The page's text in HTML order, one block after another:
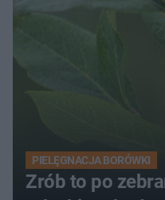
PIELĘGNACJA BORÓWKI
Zrób to po